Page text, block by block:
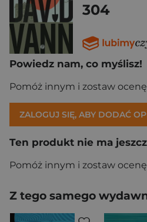
304
Powiedz nam, co myślisz!
Pomóż innym i zostaw
ZALOGUJ SIĘ, ABY DODAĆ
Ten produkt nie ma
Pomóż innym i zostaw
Z tego samego